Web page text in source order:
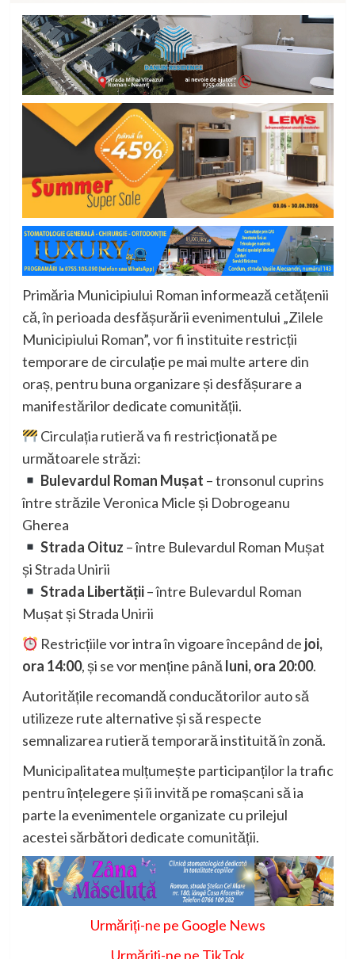
Primăria Municipiului Roman informează cetățenii
că, în perioada desfășurării evenimentului „Zilele
Municipiului Roman”, vor fi instituite restricții
temporare de circulație pe mai multe artere din
oraș, pentru buna organizare și desfășurare a
manifestărilor dedicate comunității.
Circulația rutieră va fi restricționată pe
următoarele străzi:
Bulevardul Roman Mușat – tronsonul cuprins
între străzile Veronica Micle și Dobrogeanu
Gherea
Strada Oituz – între Bulevardul Roman Mușat
și Strada Unirii
Strada Libertății– între Bulevardul Roman
Mușat și Strada Unirii
Restricțiile vor intra în vigoare începând de joi,
ora 14:00, și se vor menține până luni, ora 20:00.
Autoritățile recomandă conducătorilor auto să
utilizeze rute alternative și să respecte
semnalizarea rutieră temporară instituită în zonă.
Municipalitatea mulțumește participanților la trafic
pentru înțelegere și îi invită pe romașcani să ia
parte la evenimentele organizate cu prilejul
acestei sărbători dedicate comunității.
Urmăriți-ne pe Google News
Urmăriți-ne pe TikTok